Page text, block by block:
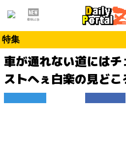
特集
車が通れない道には
ストへぇ白楽の見どこ